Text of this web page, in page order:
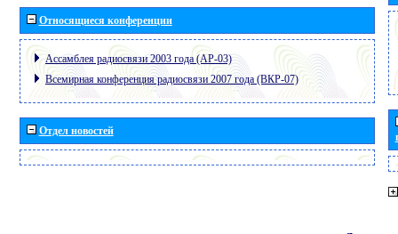
Относящиеся конференции
Ассамблея радиосвязи 2003 года (АР-03)
Всемирная конференция радиосвязи 2007 года (ВКР-07)
Отдел новостей